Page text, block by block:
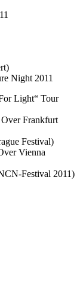
Night 2011
Light“ Tour
Frankfurt
Festival)
Vienna
Festival 2011)